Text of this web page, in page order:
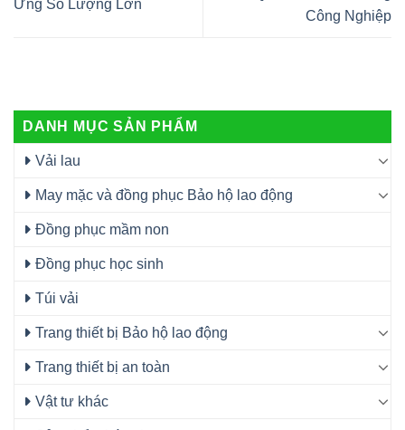
Ứng Số Lượng Lớn
Công Nghiệp
DANH MỤC SẢN PHẨM
Vải lau
May mặc và đồng phục Bảo hộ lao động
Đồng phục mầm non
Đồng phục học sinh
Túi vải
Trang thiết bị Bảo hộ lao động
Trang thiết bị an toàn
Vật tư khác